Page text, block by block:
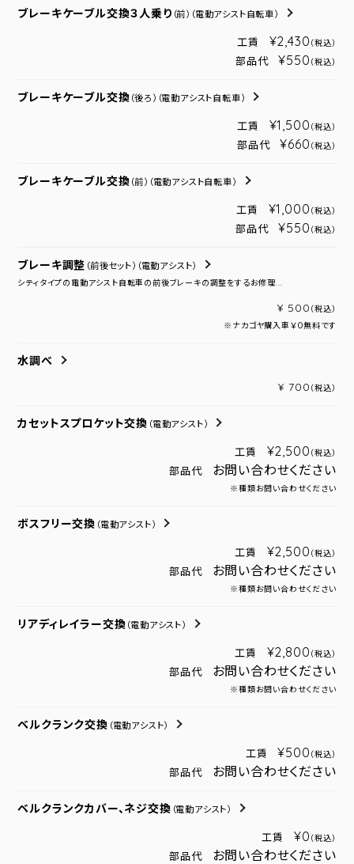
ブレーキケーブル交換３人乗り （前） （電動アシスト自転車）
工賃 ¥2,430 （税込）
部品代 ¥550 （税込）
ブレーキケーブル交換 （後ろ） （電動アシスト自転車）
工賃 ¥1,500 （税込）
部品代 ¥660 （税込）
ブレーキケーブル交換 （前） （電動アシスト自転車）
工賃 ¥1,000 （税込）
部品代 ¥550 （税込）
ブレーキ調整 （前後セット） （電動アシスト）
シティタイプの電動アシスト自転車の前後ブレーキの調整をするお修理...
¥ 500 （税込）
※ナカゴヤ購入車￥０無料です
水調べ
¥ 700 （税込）
カセットスプロケット交換 （電動アシスト）
工賃 ¥2,500 （税込）
部品代 お問い合わせください
※種類お問い合わせください
ボスフリー交換 （電動アシスト）
工賃 ¥2,500 （税込）
部品代 お問い合わせください
※種類お問い合わせください
リアディレイラー交換 （電動アシスト）
工賃 ¥2,800 （税込）
部品代 お問い合わせください
※種類お問い合わせください
ベルクランク交換 （電動アシスト）
工賃 ¥500 （税込）
部品代 お問い合わせください
ベルクランクカバー、ネジ交換 （電動アシスト）
工賃 ¥0 （税込）
部品代 お問い合わせください